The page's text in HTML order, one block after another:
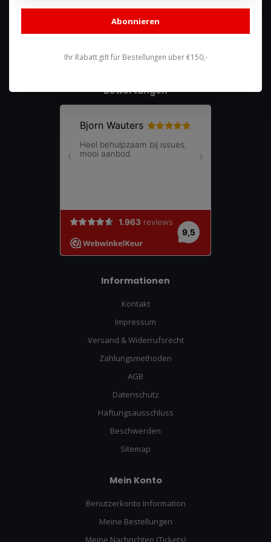
shop@racing-products.com
Bewertungen
Informationen
Kontakt
Impressum
Versand & Widerrufsrecht
Zahlungsmethoden
AGB
Datenschutz
Haftungsausschluss
Beschwerden
Sitemap
Mein Konto
Benutzerkonto Information
Meine Bestellungen
Abonnieren
Ihr Rabatt gilt für Bestellungen über €150,-